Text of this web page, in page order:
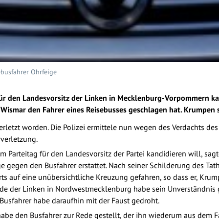
Ohrfeige
den Landesvorsitz der Linken in Mecklenburg-Vorpommern
den Fahrer eines Reisebusses geschlagen hat.
worden. Die Polizei ermittele nun wegen des Verdachts
Parteitag für den Landesvorsitz der Partei kandidieren will,
gegen den Busfahrer erstattet. Nach seiner Schilderung des
auf eine unübersichtliche Kreuzung gefahren, so dass er,
der Linken in Nordwestmecklenburg habe sein
habe daraufhin mit der Faust gedroht.
den Busfahrer zur Rede gestellt, der ihn wiederum aus dem